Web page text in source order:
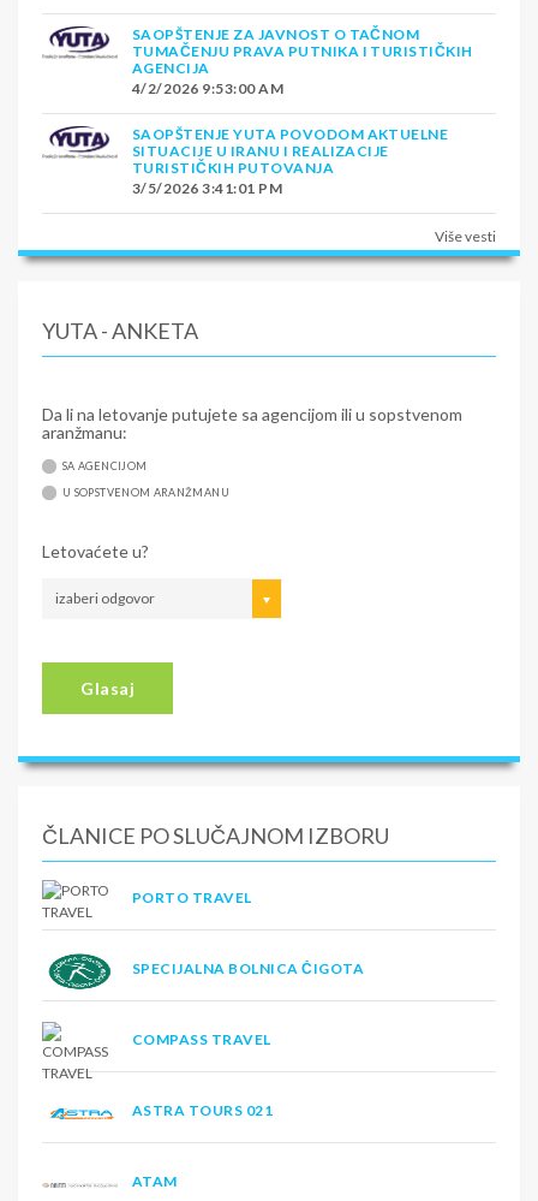
SAOPŠTENJE ZA JAVNOST O TAČNOM
TUMAČENJU PRAVA PUTNIKA I TURISTIČKIH
AGENCIJA
4/2/2026 9:53:00 AM
SAOPŠTENJE YUTA POVODOM AKTUELNE
SITUACIJE U IRANU I REALIZACIJE
TURISTIČKIH PUTOVANJA
3/5/2026 3:41:01 PM
Više vesti
YUTA - ANKETA
Da li na letovanje putujete sa agencijom ili u sopstvenom
aranžmanu:
SA AGENCIJOM
U SOPSTVENOM ARANŽMANU
Letovaćete u?
izaberi odgovor
Glasaj
ČLANICE PO SLUČAJNOM IZBORU
PORTO TRAVEL
SPECIJALNA BOLNICA ČIGOTA
COMPASS TRAVEL
ASTRA TOURS 021
ATAM